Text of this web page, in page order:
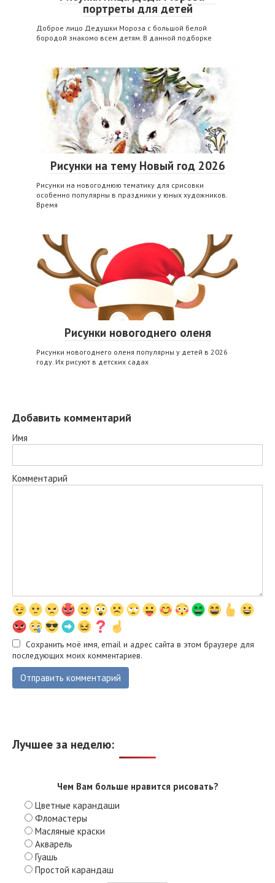
портреты для детей
Доброе лицо Дедушки Мороза с большой белой
бородой знакомо всем детям. В данной подборке
Рисунки на тему Новый год 2026
Рисунки на новогоднюю тематику для срисовки
особенно популярны в праздники у юных художников.
Время
Рисунки новогоднего оленя
Рисунки новогоднего оленя популярны у детей в 2026
году. Их рисуют в детских садах
Добавить комментарий
Имя
Комментарий
Сохранить моё имя, email и адрес сайта в этом браузере для
последующих моих комментариев.
Лучшее за неделю:
Чем Вам больше нравится рисовать?
Цветные карандаши
Фломастеры
Масляные краски
Акварель
Гуашь
Простой карандаш